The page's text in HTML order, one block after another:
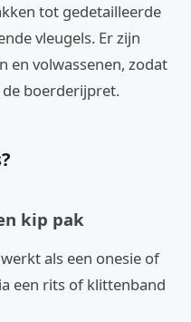
tot gedetailleerde
vleugels. Er zijn
en volwassenen, zodat
de boerderijpret.
kip pak
als een onesie of
een rits of klittenband